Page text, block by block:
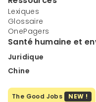
Lexiques
Glossaire
OnePagers
Santé humaine et
Juridique
Chine
The Good Jobs NEW !